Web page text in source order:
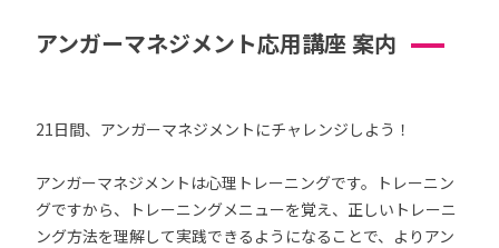
アンガーマネジメント応用講座 案内
21日間、アンガーマネジメントにチャレンジしよう！
アンガーマネジメントは心理トレーニングです。トレーニン
グですから、トレーニングメニューを覚え、正しいトレーニ
ング方法を理解して実践できるようになることで、よりアン